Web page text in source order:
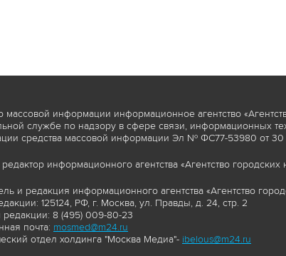
массовой информации информационное агентство
службе по надзору в сфере связи, информационных
средства массовой информации Эл № ФС77-53980 от 30
информационного агентства «Агентство
и редакция информационного агентства «Агентство
125124, РФ, г. Москва, ул. Правды, д. 24, стр. 2
8 (495) 009-80-23
почта: mosmed@m24.ru
отдел холдинга "Москва Медиа"- ibelous@m24.ru